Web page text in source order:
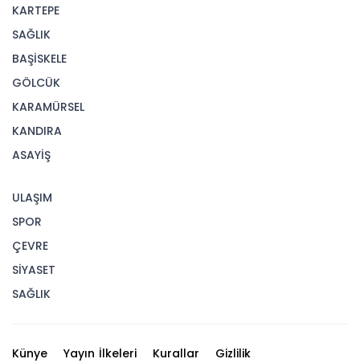
KARTEPE
SAĞLIK
BAŞİSKELE
GÖLCÜK
KARAMÜRSEL
KANDIRA
ASAYİŞ
ULAŞIM
SPOR
ÇEVRE
SİYASET
SAĞLIK
Künye Yayın İlkeleri Kurallar Gizlilik